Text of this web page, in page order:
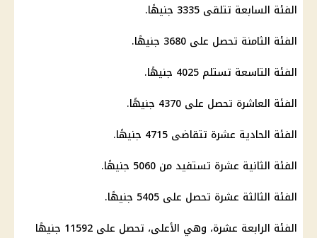
الفئة السابعة تتلقى 3335 جنيهًا.
الفئة الثامنة تحصل على 3680 جنيهًا.
الفئة التاسعة تستلم 4025 جنيهًا.
الفئة العاشرة تحصل على 4370 جنيهًا.
الفئة الحادية عشرة تتقاضى 4715 جنيهًا.
الفئة الثانية عشرة تستفيد من 5060 جنيهًا.
الفئة الثالثة عشرة تحصل على 5405 جنيهًا.
الفئة الرابعة عشرة، وهي الأعلى، تحصل على 11592 جنيهًا